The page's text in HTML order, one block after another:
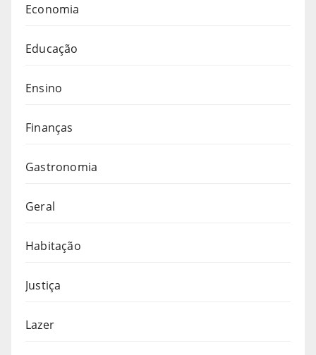
Economia
Educação
Ensino
Finanças
Gastronomia
Geral
Habitação
Justiça
Lazer